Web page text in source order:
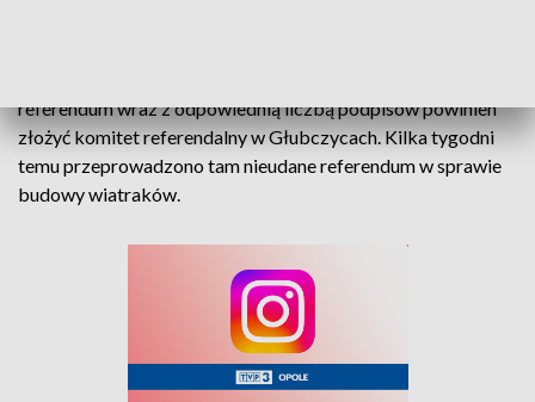
referendum wraz z odpowiednią liczbą podpisów powinien
złożyć komitet referendalny w Głubczycach. Kilka tygodni
temu przeprowadzono tam nieudane referendum w sprawie
budowy wiatraków.